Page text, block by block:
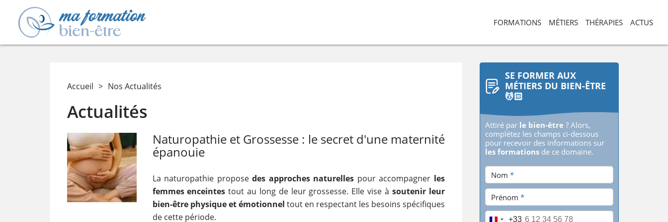
FORMATIONS MÉTIERS THÉRAPIES ACTUS
Accueil > Nos Actualités
Actualités
Naturopathie et Grossesse : le secret d'une maternité
épanouie
La naturopathie propose des approches naturelles pour accompagner les
femmes enceintes tout au long de leur grossesse. Elle vise à soutenir leur
bien-être physique et émotionnel tout en respectant les besoins spécifiques
de cette période.
SE FORMER AUX
MÉTIERS DU BIEN-ÊTRE
💆🏻
Attiré parle bien-être ? Alors,
complétez les champs ci-dessous
pour recevoir des informations sur
les formationsde ce domaine.
Nom *
Prénom *
Téléphone*
+33